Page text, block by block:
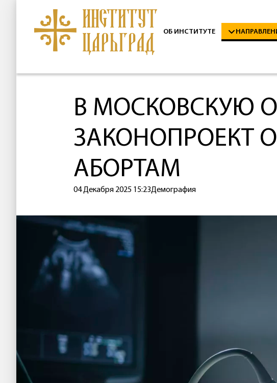
ОБ ИНСТИТУТЕ
В МОСКОВСКУЮ
ЗАКОНОПРОЕКТ
АБОРТАМ
04 Декабря 2025 15:23Демография